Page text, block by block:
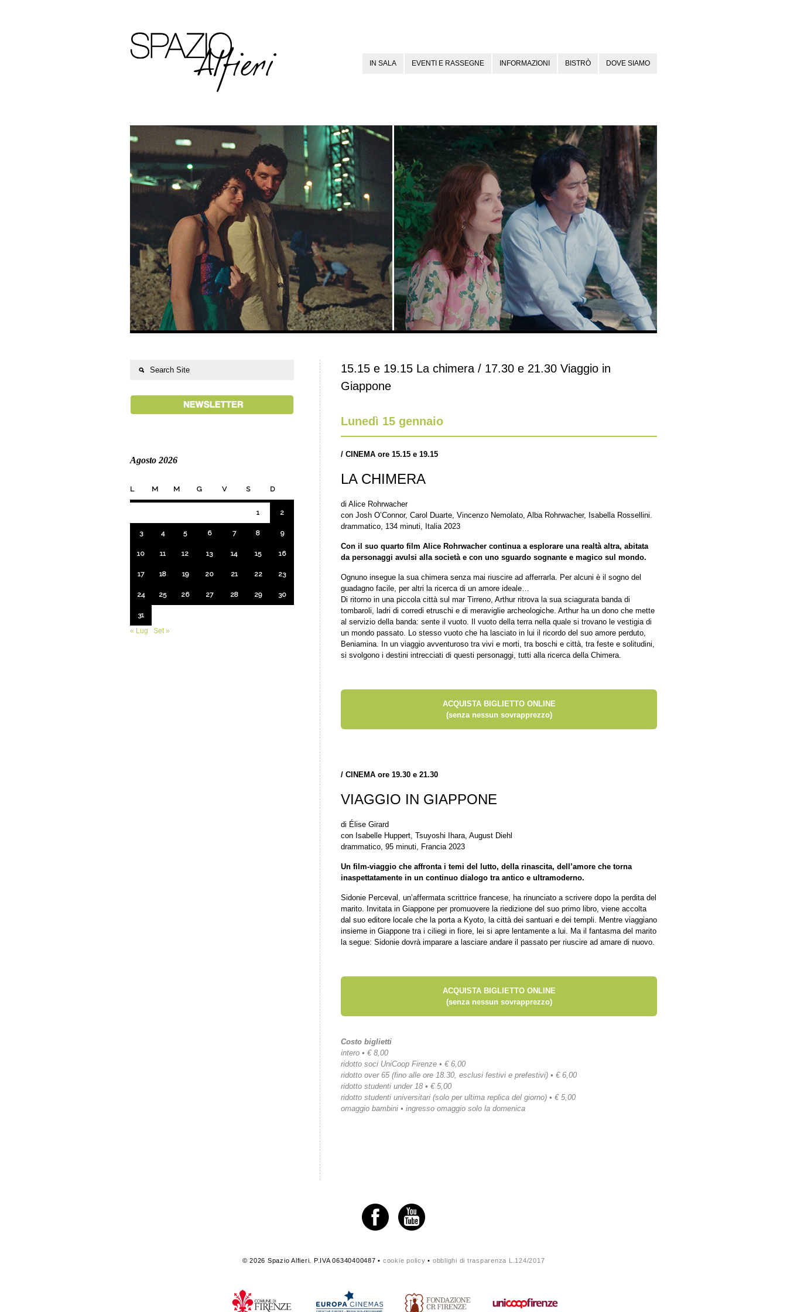
IN SALA EVENTI E RASSEGNE INFORMAZIONI BISTRÒ DOVE SIAMO
15.15 e 19.15 La chimera / 17.30 e 21.30 Viaggio in
Giappone
Lunedì 15 gennaio
/ CINEMA ore 15.15 e 19.15
LA CHIMERA
di Alice Rohrwacher
con Josh O’Connor, Carol Duarte, Vincenzo Nemolato, Alba Rohrwacher, Isabella Rossellini.
drammatico, 134 minuti, Italia 2023
Con il suo quarto film Alice Rohrwacher continua a esplorare una realtà altra, abitata
da personaggi avulsi alla società e con uno sguardo sognante e magico sul mondo.
Ognuno insegue la sua chimera senza mai riuscire ad afferrarla. Per alcuni è il sogno del
guadagno facile, per altri la ricerca di un amore ideale…
Di ritorno in una piccola città sul mar Tirreno, Arthur ritrova la sua sciagurata banda di
tombaroli, ladri di corredi etruschi e di meraviglie archeologiche. Arthur ha un dono che mette
al servizio della banda: sente il vuoto. Il vuoto della terra nella quale si trovano le vestigia di
un mondo passato. Lo stesso vuoto che ha lasciato in lui il ricordo del suo amore perduto,
Beniamina. In un viaggio avventuroso tra vivi e morti, tra boschi e città, tra feste e solitudini,
si svolgono i destini intrecciati di questi personaggi, tutti alla ricerca della Chimera.
ACQUISTA BIGLIETTO ONLINE
(senza nessun sovrapprezzo)
/ CINEMA ore 19.30 e 21.30
VIAGGIO IN GIAPPONE
di Élise Girard
con Isabelle Huppert, Tsuyoshi Ihara, August Diehl
drammatico, 95 minuti, Francia 2023
Un film-viaggio che affronta i temi del lutto, della rinascita, dell’amore che torna
inaspettatamente in un continuo dialogo tra antico e ultramoderno.
Sidonie Perceval, un’affermata scrittrice francese, ha rinunciato a scrivere dopo la perdita del
marito. Invitata in Giappone per promuovere la riedizione del suo primo libro, viene accolta
dal suo editore locale che la porta a Kyoto, la città dei santuari e dei templi. Mentre viaggiano
insieme in Giappone tra i ciliegi in fiore, lei si apre lentamente a lui. Ma il fantasma del marito
la segue: Sidonie dovrà imparare a lasciare andare il passato per riuscire ad amare di nuovo.
ACQUISTA BIGLIETTO ONLINE
(senza nessun sovrapprezzo)
Costo biglietti
intero • € 8,00
ridotto soci UniCoop Firenze • € 6,00
ridotto over 65 (fino alle ore 18.30, esclusi festivi e prefestivi) • € 6,00
ridotto studenti under 18 • € 5,00
ridotto studenti universitari (solo per ultima replica del giorno) • € 5,00
omaggio bambini • ingresso omaggio solo la domenica
Agosto 2026
L M M G V S D
1 2
3 4 5 6 7 8 9
10 11 12 13 14 15 16
17 18 19 20 21 22 23
24 25 26 27 28 29 30
31
« Lug
Set »
© 2026 Spazio Alfieri. P.IVA 06340400487 • cookie policy • obblighi di trasparenza L.124/2017